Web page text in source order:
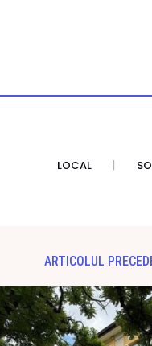
LOCAL
ARTICOLUL